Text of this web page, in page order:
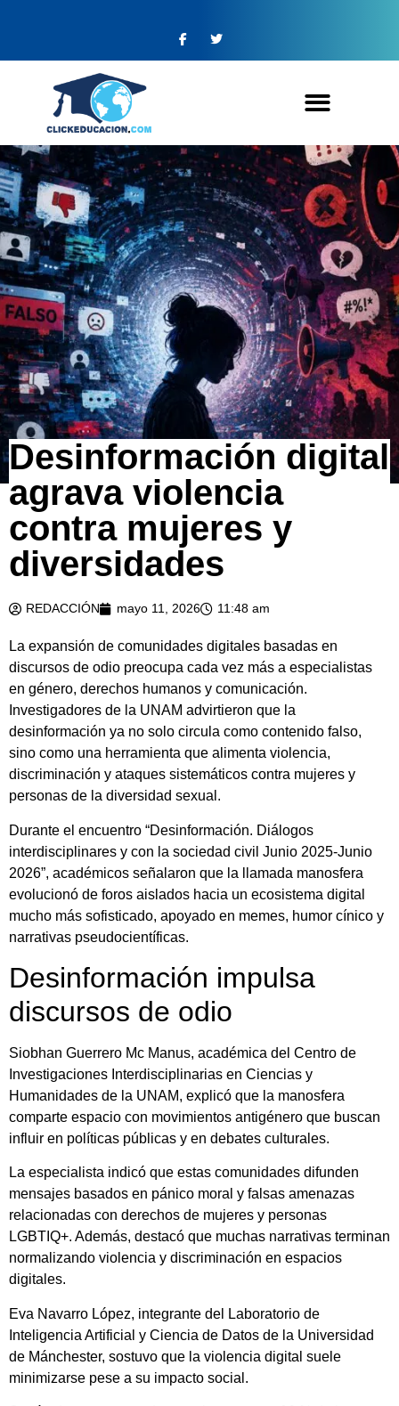
Desinformación digital
agrava violencia
contra mujeres y
diversidades
REDACCIÓN mayo 11, 2026 11:48 am
La expansión de comunidades digitales basadas en
discursos de odio preocupa cada vez más a especialistas
en género, derechos humanos y comunicación.
Investigadores de la UNAM advirtieron que la
desinformación ya no solo circula como contenido falso,
sino como una herramienta que alimenta violencia,
discriminación y ataques sistemáticos contra mujeres y
personas de la diversidad sexual.
Durante el encuentro “Desinformación. Diálogos
interdisciplinares y con la sociedad civil Junio 2025-Junio
2026”, académicos señalaron que la llamada manosfera
evolucionó de foros aislados hacia un ecosistema digital
mucho más sofisticado, apoyado en memes, humor cínico y
narrativas pseudocientíficas.
Desinformación impulsa
discursos de odio
Siobhan Guerrero Mc Manus, académica del Centro de
Investigaciones Interdisciplinarias en Ciencias y
Humanidades de la UNAM, explicó que la manosfera
comparte espacio con movimientos antigénero que buscan
influir en políticas públicas y en debates culturales.
La especialista indicó que estas comunidades difunden
mensajes basados en pánico moral y falsas amenazas
relacionadas con derechos de mujeres y personas
LGBTIQ+. Además, destacó que muchas narrativas terminan
normalizando violencia y discriminación en espacios
digitales.
Eva Navarro López, integrante del Laboratorio de
Inteligencia Artificial y Ciencia de Datos de la Universidad
de Mánchester, sostuvo que la violencia digital suele
minimizarse pese a su impacto social.